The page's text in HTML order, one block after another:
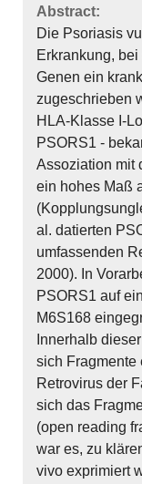
Abstract:
Die Psoriasis
Erkrankung,
Genen ein
zugeschrieben
HLA-Klasse I-
PSORS1 -
Assoziation mit
ein hohes Maß
al. datierten
umfassenden
2000). In
PSORS1 auf
M6S168
Innerhalb
sich Fragmente
Retrovirus der
sich das
(open reading
war es, zu
vivo exprimiert